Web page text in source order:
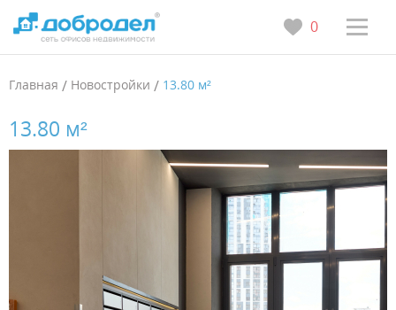
0
Главная / Новостройки / 13.80 м²
13.80 м²